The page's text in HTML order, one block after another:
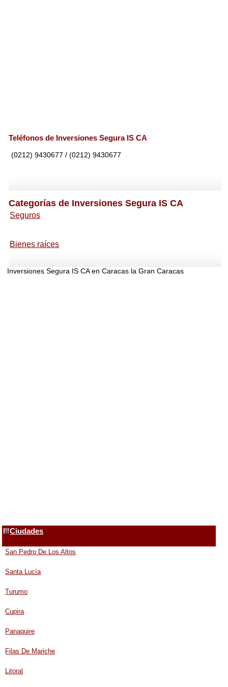
Teléfonos de Inversiones Segura IS CA
(0212) 9430677 / (0212) 9430677
Categorías de Inversiones Segura IS CA
Seguros
Bienes raíces
Inversiones Segura IS CA en Caracas la Gran Caracas
Ciudades
San Pedro De Los Altos
Santa Lucía
Turumo
Cupira
Panaquire
Filas De Mariche
Litoral